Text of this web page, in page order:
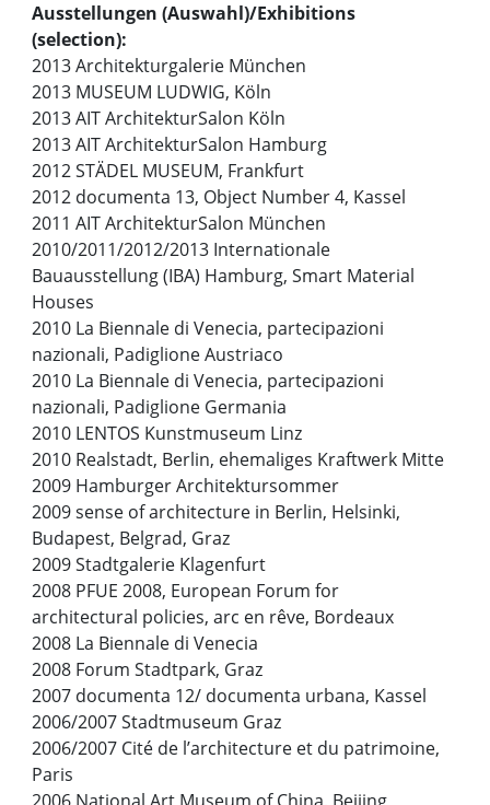
Ausstellungen (Auswahl)/Exhibitions
(selection):
2013 Architekturgalerie München
2013 MUSEUM LUDWIG, Köln
2013 AIT ArchitekturSalon Köln
2013 AIT ArchitekturSalon Hamburg
2012 STÄDEL MUSEUM, Frankfurt
2012 documenta 13, Object Number 4, Kassel
2011 AIT ArchitekturSalon München
2010/2011/2012/2013 Internationale
Bauausstellung (IBA) Hamburg, Smart Material
Houses
2010 La Biennale di Venecia, partecipazioni
nazionali, Padiglione Austriaco
2010 La Biennale di Venecia, partecipazioni
nazionali, Padiglione Germania
2010 LENTOS Kunstmuseum Linz
2010 Realstadt, Berlin, ehemaliges Kraftwerk Mitte
2009 Hamburger Architektursommer
2009 sense of architecture in Berlin, Helsinki,
Budapest, Belgrad, Graz
2009 Stadtgalerie Klagenfurt
2008 PFUE 2008, European Forum for
architectural policies, arc en rêve, Bordeaux
2008 La Biennale di Venecia
2008 Forum Stadtpark, Graz
2007 documenta 12/ documenta urbana, Kassel
2006/2007 Stadtmuseum Graz
2006/2007 Cité de l’architecture et du patrimoine,
Paris